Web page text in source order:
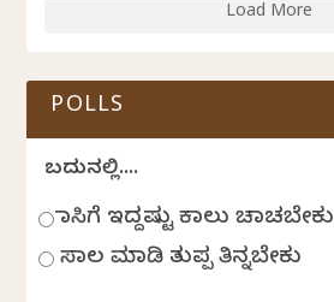
Load More
POLLS
ಬದುಕಿನಲ್ಲಿ....
ಹಾಸಿಗೆ ಇದ್ದಷ್ಟು ಕಾಲು ಚಾಚಬೇಕು
ಸಾಲ ಮಾಡಿ ತುಪ್ಪ ತಿನ್ನಬೇಕು